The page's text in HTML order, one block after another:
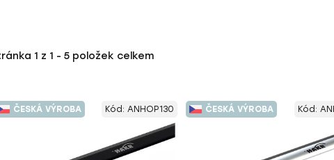
1 z 1 - 5 položek celkem
ČESKÁ VÝROBA Kód: ANHOP130 ČESKÁ VÝROBA Kód: